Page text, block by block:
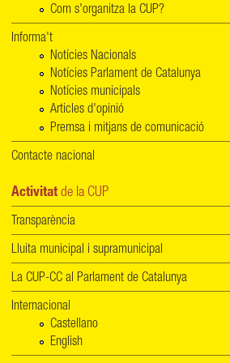
Com s'organitza la CUP?
Informa't
Notícies Nacionals
Notícies Parlament de Catalunya
Notícies municipals
Articles d'opinió
Premsa i mitjans de comunicació
Contacte nacional
Activitat de la CUP
Transparència
Lluita municipal i supramunicipal
La CUP-CC al Parlament de Catalunya
Internacional
Castellano
English